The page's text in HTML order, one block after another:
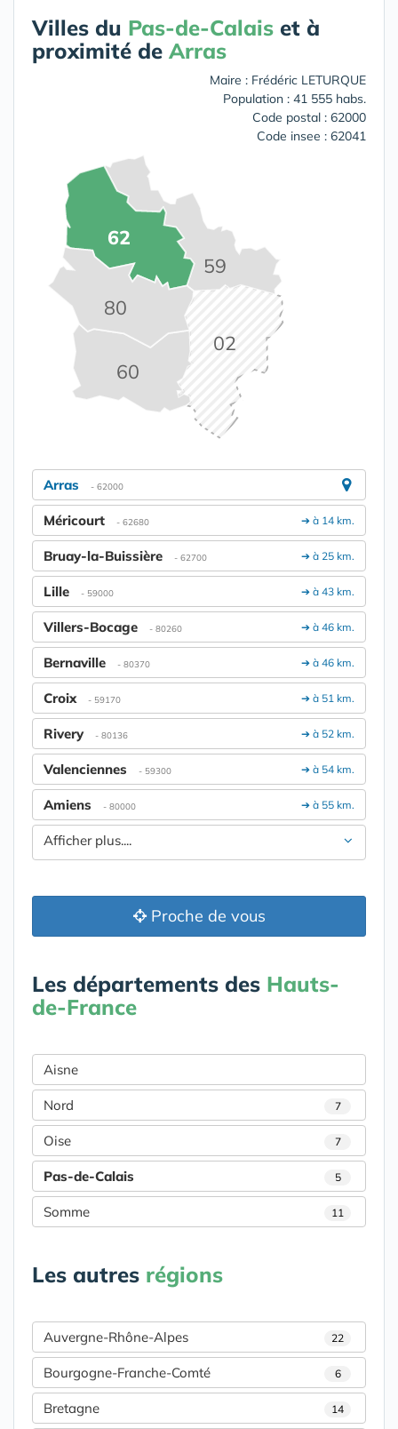
Villes du Pas-de-Calais et à
proximité de Arras
Maire : Frédéric LETURQUE
Population : 41 555 habs.
Code postal : 62000
Code insee : 62041
02
59
60
62
80
Arras - 62000
➔ à 14 km.
Méricourt - 62680
➔ à 25 km.
Bruay-la-Buissière - 62700
➔ à 43 km.
Lille - 59000
➔ à 46 km.
Villers-Bocage - 80260
➔ à 46 km.
Bernaville - 80370
➔ à 51 km.
Croix - 59170
➔ à 52 km.
Rivery - 80136
➔ à 54 km.
Valenciennes - 59300
➔ à 55 km.
Amiens - 80000
Afficher plus....
Proche de vous
Les départements des Hauts-
de-France
Aisne
Nord 7
Oise 7
Pas-de-Calais 5
Somme 11
Les autres régions
Auvergne-Rhône-Alpes 22
Bourgogne-Franche-Comté 6
Bretagne 14